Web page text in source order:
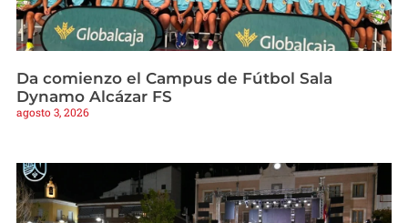
Da comienzo el Campus de Fútbol Sala
Dynamo Alcázar FS
agosto 3, 2026